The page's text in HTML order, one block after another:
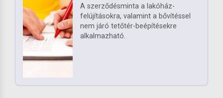
A szerződésminta a lakóház-
felújításokra, valamint a bővítéssel
nem járó tetőtér-beépítésekre
alkalmazható.